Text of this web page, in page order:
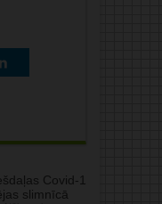
Covid-19
slimnīcā